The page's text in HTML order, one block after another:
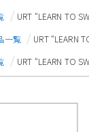
URT “LEARN TO
一覧
URT “LEARN
URT “LEARN TO